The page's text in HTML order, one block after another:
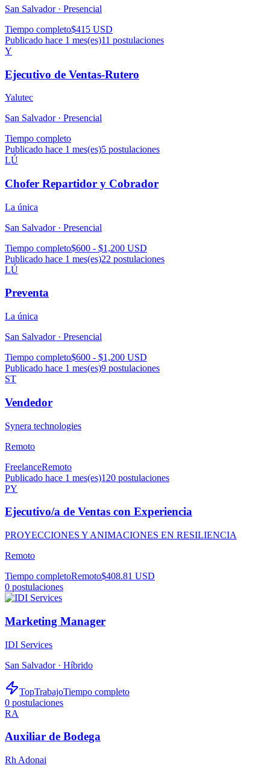
San Salvador · Presencial
Tiempo completo$415 USD
Publicado hace 1 mes(es)11 postulaciones
Y
Ejecutivo de Ventas-Rutero
Yalutec
San Salvador · Presencial
Tiempo completo
Publicado hace 1 mes(es)5 postulaciones
LÚ
Chofer Repartidor y Cobrador
La única
San Salvador · Presencial
Tiempo completo$600 - $1,200 USD
Publicado hace 1 mes(es)22 postulaciones
LÚ
Preventa
La única
San Salvador · Presencial
Tiempo completo$600 - $1,200 USD
Publicado hace 1 mes(es)9 postulaciones
ST
Vendedor
Synera technologies
Remoto
FreelanceRemoto
Publicado hace 1 mes(es)120 postulaciones
PY
Ejecutivo/a de Ventas con Experiencia
PROYECCIONES Y ANIMACIONES EN RESILIENCIA
Remoto
Tiempo completoRemoto$408.81 USD
0 postulaciones
Marketing Manager
IDI Services
San Salvador · Híbrido
TopTrabajoTiempo completo
0 postulaciones
RA
Auxiliar de Bodega
Rh Adonai